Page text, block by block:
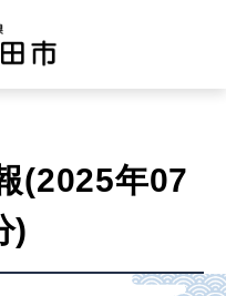
Tagalog
(2025年07
)